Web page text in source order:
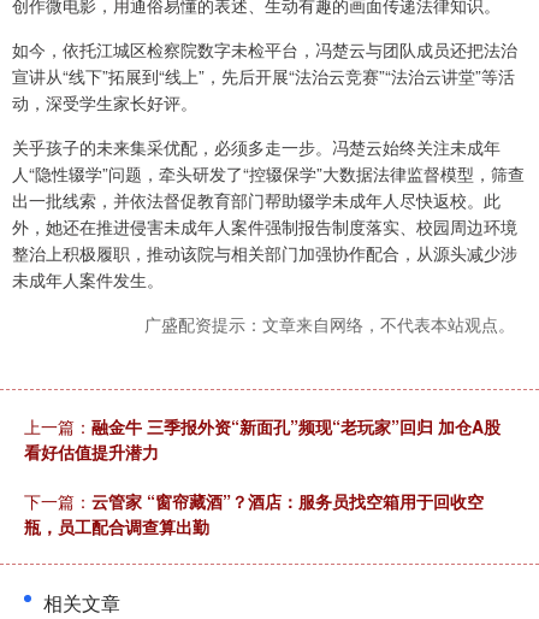
创作微电影，用通俗易懂的表述、生动有趣的画面传递法律知识。
如今，依托江城区检察院数字未检平台，冯楚云与团队成员还把法治
宣讲从“线下”拓展到“线上”，先后开展“法治云竞赛”“法治云讲堂”等活
动，深受学生家长好评。
关乎孩子的未来集采优配，必须多走一步。冯楚云始终关注未成年
人“隐性辍学”问题，牵头研发了“控辍保学”大数据法律监督模型，筛查
出一批线索，并依法督促教育部门帮助辍学未成年人尽快返校。此
外，她还在推进侵害未成年人案件强制报告制度落实、校园周边环境
整治上积极履职，推动该院与相关部门加强协作配合，从源头减少涉
未成年人案件发生。
广盛配资提示：文章来自网络，不代表本站观点。
上一篇： 融金牛 三季报外资“新面孔”频现“老玩家”回归 加仓A股
看好估值提升潜力
下一篇： 云管家 “窗帘藏酒”？酒店：服务员找空箱用于回收空
瓶，员工配合调查算出勤
相关文章